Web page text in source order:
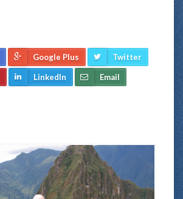
Google Plus Twitter
LinkedIn Email